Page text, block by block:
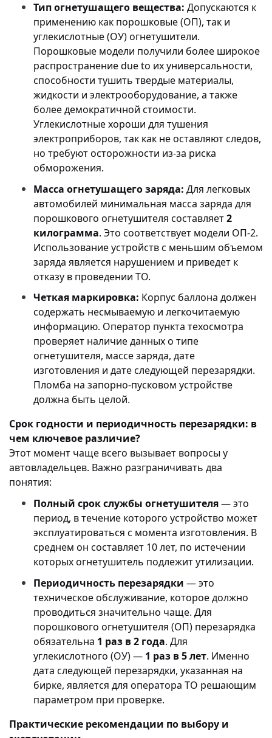
Тип огнетушащего вещества: Допускаются к
применению как порошковые (ОП), так и
углекислотные (ОУ) огнетушители.
Порошковые модели получили более широкое
распространение due to их универсальности,
способности тушить твердые материалы,
жидкости и электрооборудование, а также
более демократичной стоимости.
Углекислотные хороши для тушения
электроприборов, так как не оставляют следов,
но требуют осторожности из-за риска
обморожения.
Масса огнетушащего заряда: Для легковых
автомобилей минимальная масса заряда для
порошкового огнетушителя составляет2
килограмма. Это соответствует модели ОП-2.
Использование устройств с меньшим объемом
заряда является нарушением и приведет к
отказу в проведении ТО.
Четкая маркировка: Корпус баллона должен
содержать несмываемую и легкочитаемую
информацию. Оператор пункта техосмотра
проверяет наличие данных о типе
огнетушителя, массе заряда, дате
изготовления и дате следующей перезарядки.
Пломба на запорно-пусковом устройстве
должна быть целой.
Срок годности и периодичность перезарядки: в
чем ключевое различие?
Этот момент чаще всего вызывает вопросы у
автовладельцев. Важно разграничивать два
понятия:
Полный срок службы огнетушителя— это
период, в течение которого устройство может
эксплуатироваться с момента изготовления. В
среднем он составляет 10 лет, по истечении
которых огнетушитель подлежит утилизации.
Периодичность перезарядки — это
техническое обслуживание, которое должно
проводиться значительно чаще. Для
порошкового огнетушителя (ОП) перезарядка
обязательна 1 раз в 2 года. Для
углекислотного (ОУ) — 1 раз в 5 лет. Именно
дата следующей перезарядки, указанная на
бирке, является для оператора ТО решающим
параметром при проверке.
Практические рекомендации по выбору и